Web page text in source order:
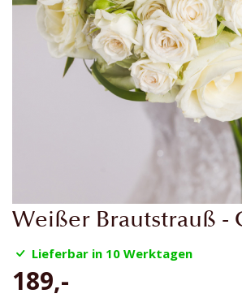
Weißer Brautstrauß -
Lieferbar in 10 Werktagen
189,-
Zum
Anfang
der
springen